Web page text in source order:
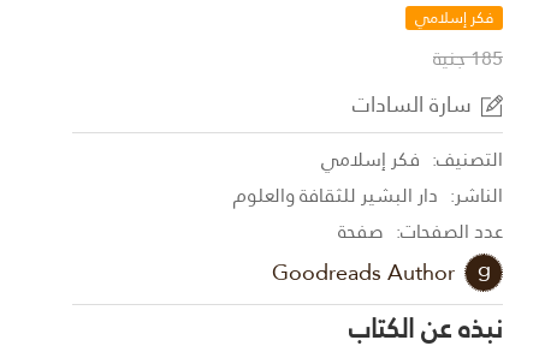
فكر إسلامي
185 جنية
سارة السادات
التصنيف: فكر إسلامي
الناشر: دار البشير للثقافة والعلوم
عدد الصفحات: صفحة
Goodreads Author
نبذه عن الكتاب